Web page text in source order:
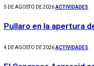
5 DE AGOSTO DE 2026ACTIVIDADES
Pullaro en la apertura
4 DE AGOSTO DE 2026ACTIVIDADES